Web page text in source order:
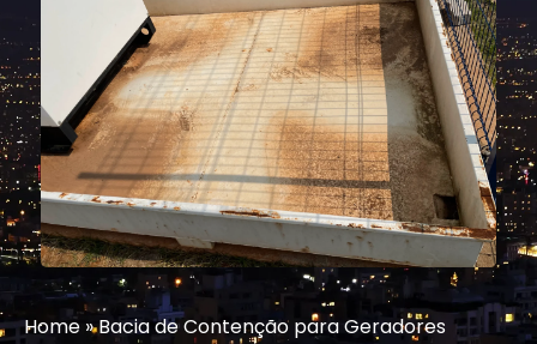
Home »Bacia de Contenção para Geradores